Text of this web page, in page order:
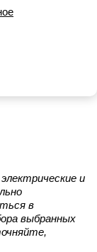
и
в
выбранных